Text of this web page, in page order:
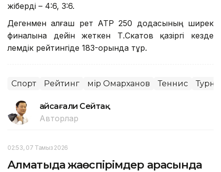
жіберді – 4:6, 3:6.
Дегенмен алғаш рет ATP 250 додасының ширек
финалына дейін жеткен Т.Скатов қазіргі кезде
әлемдік рейтингіде 183-орында тұр.
Спорт Рейтинг Әмір Омарханов Теннис
Ғайсағали Сейтақ
Авторлар
02:53, 07 Тамыз 2026
Алматыда жаөспірімдер арасында